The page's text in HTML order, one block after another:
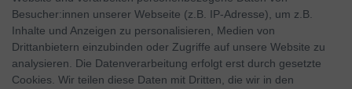
Twitter
Besucher:innen unserer Webseite (z.B. IP-Adresse), um z.B.
Inhalte und Anzeigen zu personalisieren, Medien von
Drittanbietern einzubinden oder Zugriffe auf unsere Website zu
analysieren. Die Datenverarbeitung erfolgt erst durch gesetzte
Cookies. Wir teilen diese Daten mit Dritten, die wir in den